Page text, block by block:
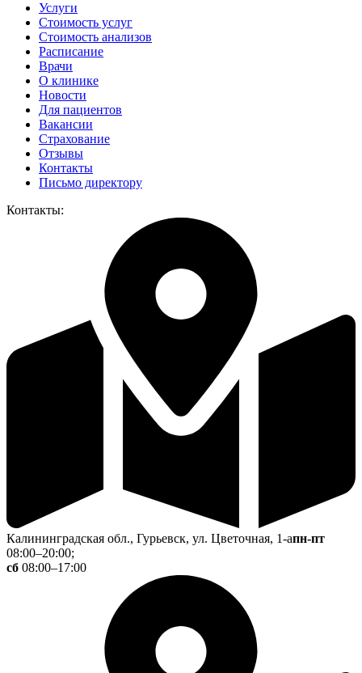
Услуги
Стоимость услуг
Стоимость анализов
Расписание
Врачи
О клинике
Новости
Для пациентов
Вакансии
Страхование
Отзывы
Контакты
Письмо директору
Контакты:
Калининградская обл., Гурьевск, ул. Цветочная, 1-апн-пт
08:00–20:00;
сб 08:00–17:00